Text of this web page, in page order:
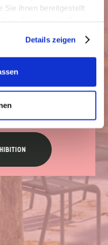
Sie ihnen bereitgestellt
Details zeigen